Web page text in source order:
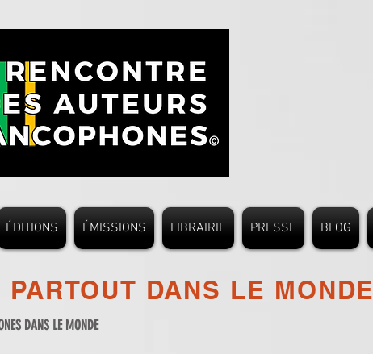
ÉDITIONS ÉMISSIONS LIBRAIRIE PRESSE BLOG
DANS LE MONDE
DANS LE MONDE